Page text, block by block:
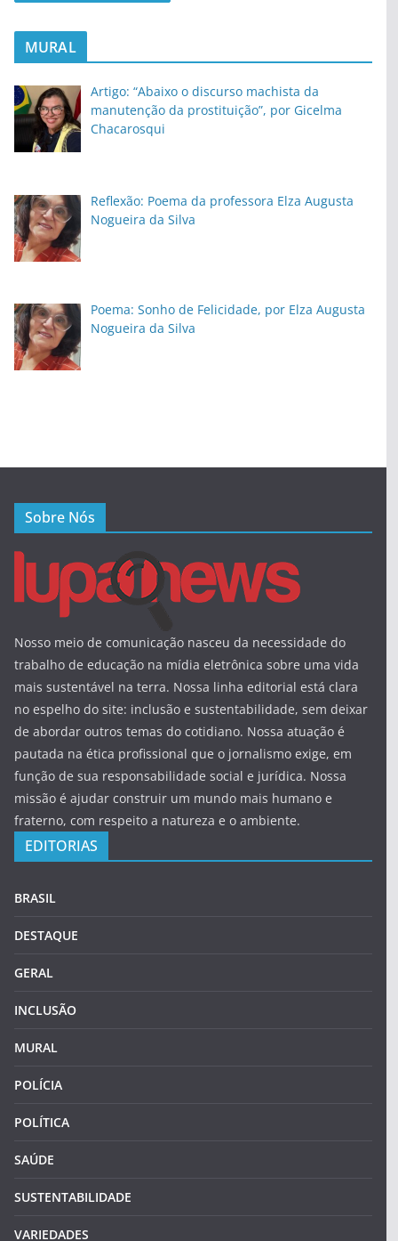
MURAL
Artigo: “Abaixo o discurso machista da
manutenção da prostituição”, por Gicelma
Chacarosqui
Reflexão: Poema da professora Elza Augusta
Nogueira da Silva
Poema: Sonho de Felicidade, por Elza Augusta
Nogueira da Silva
Sobre Nós
Nosso meio de comunicação nasceu da necessidade do
trabalho de educação na mídia eletrônica sobre uma vida
mais sustentável na terra. Nossa linha editorial está clara
no espelho do site: inclusão e sustentabilidade, sem deixar
de abordar outros temas do cotidiano. Nossa atuação é
pautada na ética profissional que o jornalismo exige, em
função de sua responsabilidade social e jurídica. Nossa
missão é ajudar construir um mundo mais humano e
fraterno, com respeito a natureza e o ambiente.
EDITORIAS
BRASIL
DESTAQUE
GERAL
INCLUSÃO
MURAL
POLÍCIA
POLÍTICA
SAÚDE
SUSTENTABILIDADE
VARIEDADES